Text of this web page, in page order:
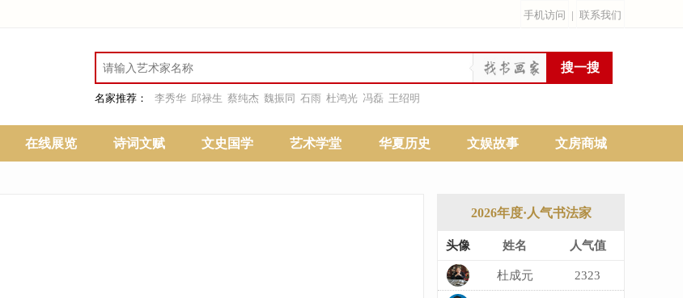
手机访问 | 联系我们
名家推荐： 李秀华 邱禄生 蔡纯杰 魏振同 石雨 杜鸿光 冯磊 王绍明
在线展览 诗词文赋 文史国学 艺术学堂 华夏历史 文娱故事 文房商城
2026年度·人气书法家
头像 姓名 人气值
杜成元 2323